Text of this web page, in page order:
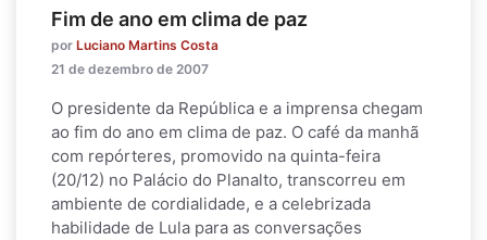
Fim de ano em clima de paz
por Luciano Martins Costa
21 de dezembro de 2007
O presidente da República e a imprensa chegam
ao fim do ano em clima de paz. O café da manhã
com repórteres, promovido na quinta-feira
(20/12) no Palácio do Planalto, transcorreu em
ambiente de cordialidade, e a celebrizada
habilidade de Lula para as conversações